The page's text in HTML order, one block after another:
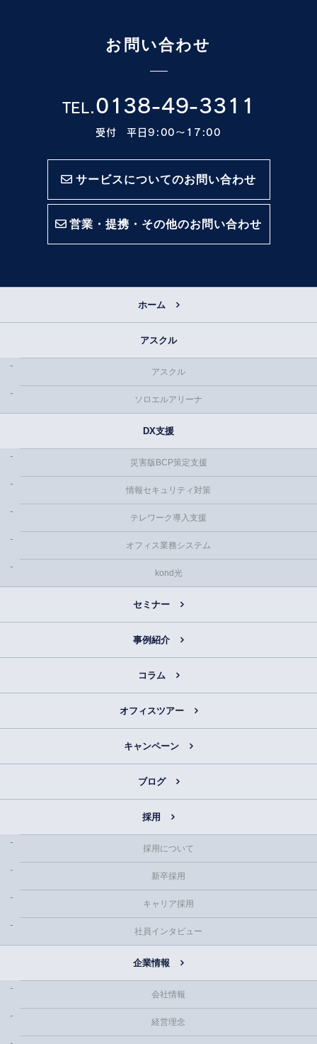
お問い合わせ
TEL.0138-49-3311
受付 平日9:00〜17:00
サービスについてのお問い合わせ
営業・提携・その他のお問い合わせ
ホーム
アスクル
アスクル
ソロエルアリーナ
DX支援
災害版BCP策定支援
情報セキュリティ対策
テレワーク導入支援
オフィス業務システム
kond光
セミナー
事例紹介
コラム
オフィスツアー
キャンペーン
ブログ
採用
採用について
新卒採用
キャリア採用
社員インタビュー
企業情報
会社情報
経営理念